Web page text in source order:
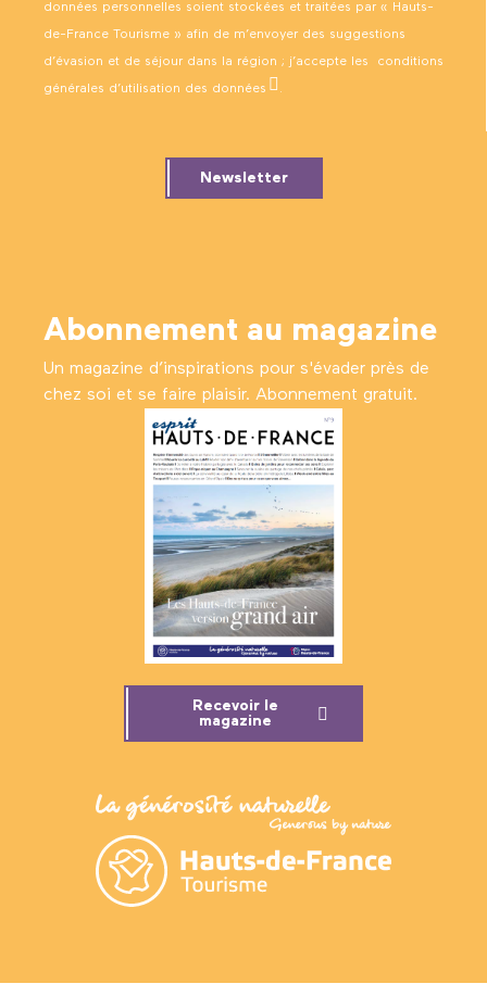
données personnelles soient stockées et traitées par « Hauts-
de-France Tourisme » afin de m’envoyer des suggestions
d’évasion et de séjour dans la région ; j’accepte les conditions
générales d’utilisation des données .
Newsletter
Abonnement au magazine
Un magazine d’inspirations pour s'évader près de
chez soi et se faire plaisir. Abonnement gratuit.
Recevoir le
magazine